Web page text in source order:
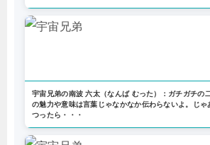
宇宙兄弟の南波 六太（なんば むった）：ガチガチの
の魅力や意味は言葉じゃなかなか伝わらないよ。じゃ
つったら・・・